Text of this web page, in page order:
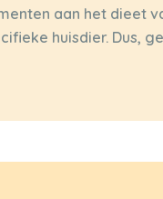
aan het dieet
huisdier. Dus,